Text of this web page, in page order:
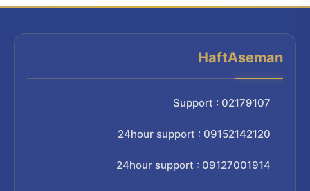
HaftAseman
Support : 02179107
24hour support : 09152142120
24hour support : 09127001914